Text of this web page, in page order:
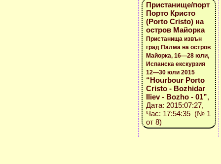
Пристанище/порт
Порто Кристо
(Porto Cristo) на
остров Майорка
Пристанища извън
град Палма на остров
Майорка, 16—28 юли,
Испанска екскурзия
12—30 юли 2015
“Hourbour Porto
Cristo - Bozhidar
Iliev - Bozho - 01”,
Дата: 2015:07:27,
Час: 17:54:35 (№ 1
от 8)